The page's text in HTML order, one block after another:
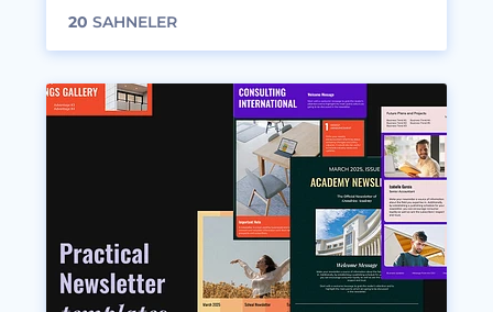
20 SAHNELER